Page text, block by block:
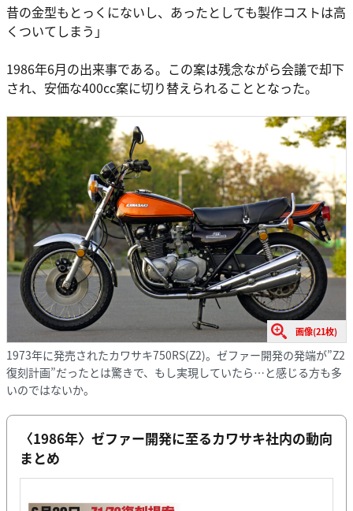
昔の金型もとっくにないし、あったとしても製作コストは高
くついてしまう」
1986年6月の出来事である。この案は残念ながら会議で却下
され、安価な400cc案に切り替えられることとなった。
画像(21枚)
1973年に発売されたカワサキ750RS(Z2)。ゼファー開発の発端が”Z2
復刻計画”だったとは驚きで、もし実現していたら…と感じる方も多
いのではないか。
〈1986年〉ゼファー開発に至るカワサキ社内の動向
まとめ